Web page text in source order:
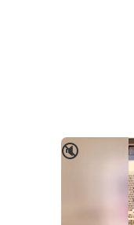
🔇